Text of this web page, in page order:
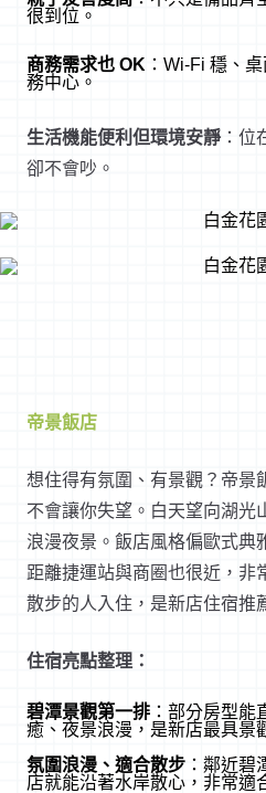
很到位。
商務需求也 OK ：Wi-Fi 穩、
務中心。
生活機能便利但環境安靜 ：位
卻不會吵。
帝景飯店
想住得有氛圍、有景觀？帝景
不會讓你失望。白天望向湖光
浪漫夜景。飯店風格偏歐式典
距離捷運站與商圈也很近，非
散步的人入住，是新店住宿推
住宿亮點整理：
碧潭景觀第一排 ：部分房型能
癒、夜景浪漫，是新店最具景
氛圍浪漫、適合散步 ：鄰近碧
店就能沿著水岸散心，非常適